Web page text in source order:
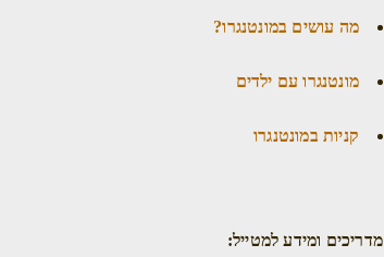
מה עושים במונטנגרו?
מונטנגרו עם ילדים
קניות במונטנגרו
מדריכים ומידע למטייל: